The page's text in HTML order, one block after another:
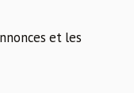
et les